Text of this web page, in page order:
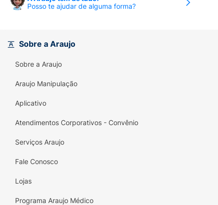
Posso te ajudar de alguma forma?
Sobre a Araujo
Sobre a Araujo
Araujo Manipulação
Aplicativo
Atendimentos Corporativos - Convênio
Serviços Araujo
Fale Conosco
Lojas
Programa Araujo Médico